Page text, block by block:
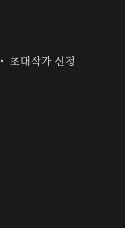
초대작가 신청